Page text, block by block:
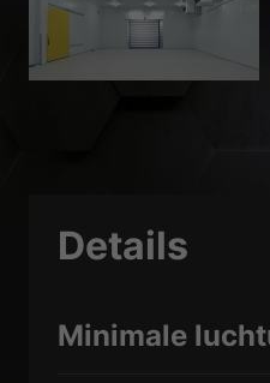
Details
Minimale
Externe media (2)
Inhoud van videoplatforms en
geblokkeerd. Als cookies voor